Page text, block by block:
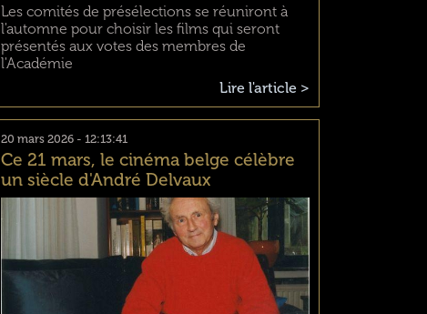
Les comités de présélections se réuniront à
l'automne pour choisir les films qui seront
présentés aux votes des membres de
l'Académie
Lire l'article >
20 mars 2026 - 12:13:41
Ce 21 mars, le cinéma belge célèbre
un siècle d'André Delvaux